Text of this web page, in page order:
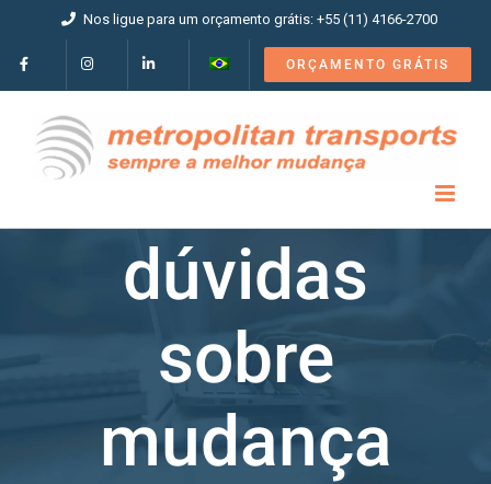
conteúdo
Nos ligue para um orçamento grátis: +55 (11) 4166-2700
ORÇAMENTO GRÁTIS
dúvidas
sobre
mudança